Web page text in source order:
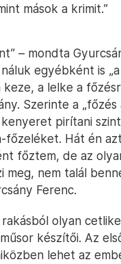
mások a krimit.”
– mondta
egyébként is
a lelke a
Szerinte a
pirítani
Hát én
főztem, de az
meg, nem talál
Ferenc.
olyan
készítői. Az
lehet az